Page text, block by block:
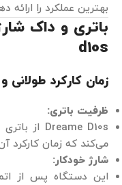
بهترین عملکرد را ارائه
d10s
زمان کارکرد
ظرفیت باتری:
Dreame D10s از باتری قدرتمند
می‌کند که زمان کارکرد
شارژ خودکار:
این دستگاه پس از